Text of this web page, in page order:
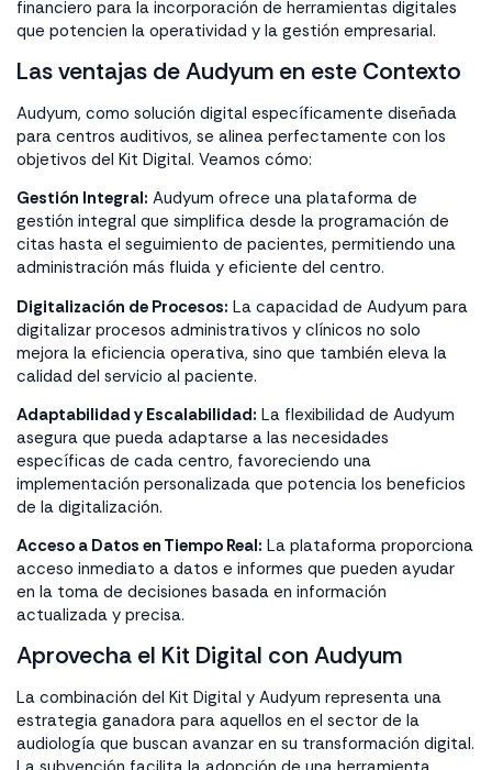
financiero para la incorporación de herramientas digitales
que potencien la operatividad y la gestión empresarial.
Las ventajas de Audyum en este Contexto
Audyum, como solución digital específicamente diseñada
para centros auditivos, se alinea perfectamente con los
objetivos del Kit Digital. Veamos cómo:
Gestión Integral: Audyum ofrece una plataforma de
gestión integral que simplifica desde la programación de
citas hasta el seguimiento de pacientes, permitiendo una
administración más fluida y eficiente del centro.
Digitalización de Procesos: La capacidad de Audyum para
digitalizar procesos administrativos y clínicos no solo
mejora la eficiencia operativa, sino que también eleva la
calidad del servicio al paciente.
Adaptabilidad y Escalabilidad: La flexibilidad de Audyum
asegura que pueda adaptarse a las necesidades
específicas de cada centro, favoreciendo una
implementación personalizada que potencia los beneficios
de la digitalización.
Acceso a Datos en Tiempo Real: La plataforma proporciona
acceso inmediato a datos e informes que pueden ayudar
en la toma de decisiones basada en información
actualizada y precisa.
Aprovecha el Kit Digital con Audyum
La combinación del Kit Digital y Audyum representa una
estrategia ganadora para aquellos en el sector de la
audiología que buscan avanzar en su transformación digital.